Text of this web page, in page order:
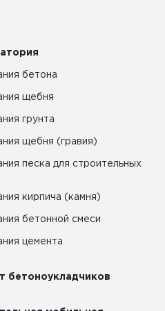
бетона
щебня
грунта
щебня (гравия)
песка для строительных
кирпича (камня)
бетонной смеси
цемента
бетоноукладчиков